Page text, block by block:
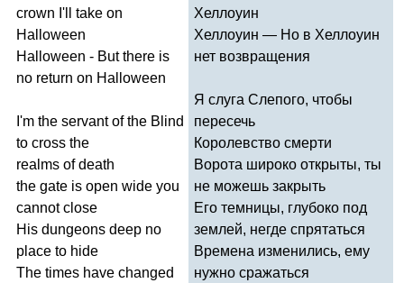
crown I'll take on
Halloween
Halloween - But there is
no return on Halloween
I'm the servant of the Blind
to cross the
realms of death
the gate is open wide you
cannot close
His dungeons deep no
place to hide
The times have changed
Хеллоуин
Хеллоуин — Но в Хеллоуин
нет возвращения
Я слуга Слепого, чтобы
пересечь
Королевство смерти
Ворота широко открыты, ты
не можешь закрыть
Его темницы, глубоко под
землей, негде спрятаться
Времена изменились, ему
нужно сражаться